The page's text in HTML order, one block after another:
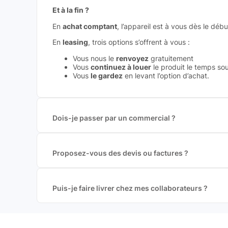
Et à la fin ?
En achat comptant, l’appareil est à vous dès le
En leasing, trois options s’offrent à vous :
Vous nous le renvoyez gratuitement
Vous continuez à louer le produit le temps
Vous le gardez en levant l’option d’achat.
Dois-je passer par un commercial ?
Un besoin spécifique ? Notre équipe pro est
Proposez-vous des devis ou factures ?
Un besoin spécifique ? Notre équipe pro est
Puis-je faire livrer chez mes collaborateurs ?